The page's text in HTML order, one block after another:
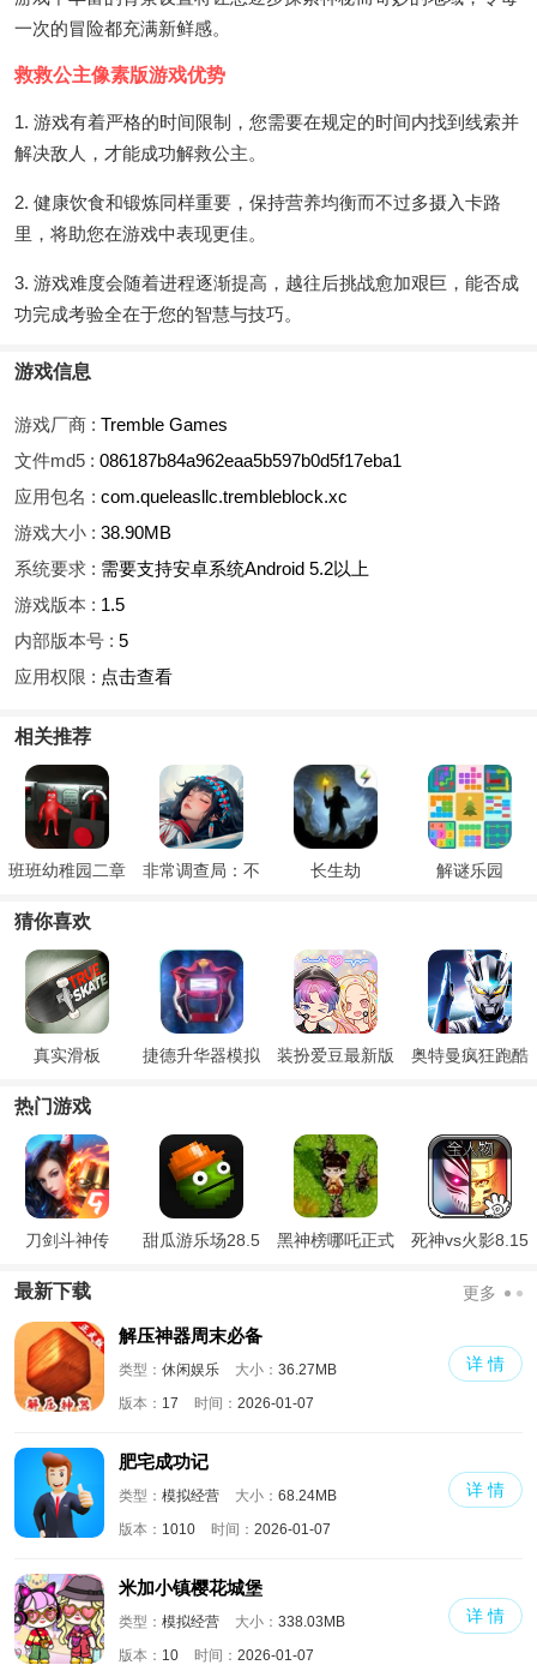
一次的冒险都充满新鲜感。
救救公主像素版游戏优势
1. 游戏有着严格的时间限制，您需要在规定的时间内找到线索并
解决敌人，才能成功解救公主。
2. 健康饮食和锻炼同样重要，保持营养均衡而不过多摄入卡路
里，将助您在游戏中表现更佳。
3. 游戏难度会随着进程逐渐提高，越往后挑战愈加艰巨，能否成
功完成考验全在于您的智慧与技巧。
游戏信息
游戏厂商 : Tremble Games
文件md5 : 086187b84a962eaa5b597b0d5f17eba1
应用包名 : com.queleasllc.trembleblock.xc
游戏大小 : 38.90MB
系统要求 : 需要支持安卓系统Android 5.2以上
游戏版本 : 1.5
内部版本号 : 5
应用权限 : 点击查看
相关推荐
班班幼稚园二章
非常调查局：不
长生劫 解谜乐园
猜你喜欢
真实滑板
捷德升华器模拟
装扮爱豆最新版 奥特曼疯狂跑酷
热门游戏
刀剑斗神传
甜瓜游乐场28.5
黑神榜哪吒正式
死神vs火影8.15
最新下载 更多
解压神器周末必备
类型： 休闲娱乐 大小： 36.27MB
版本： 17 时间： 2026-01-07
详 情
肥宅成功记
类型： 模拟经营 大小： 68.24MB
版本： 1010 时间： 2026-01-07
详 情
米加小镇樱花城堡
类型： 模拟经营 大小： 338.03MB
版本： 10 时间： 2026-01-07
详 情